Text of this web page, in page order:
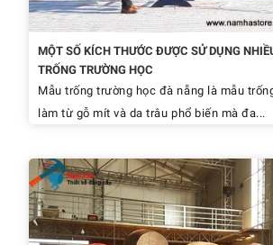
MỘT SỐ KÍCH THƯỚC ĐƯỢC SỬ DỤNG
TRỐNG TRƯỜNG HỌC
Mẫu trống trường học đà nẵng là mẫu
làm từ gỗ mít và da trâu phổ biến mà đa...